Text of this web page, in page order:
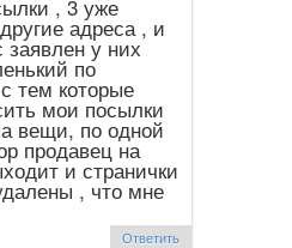
, 3 уже
адреса , и
заявлен у них
по
тем которые
мои посылки
вещи, по одной
продавец на
и странички
, что мне
Ответить